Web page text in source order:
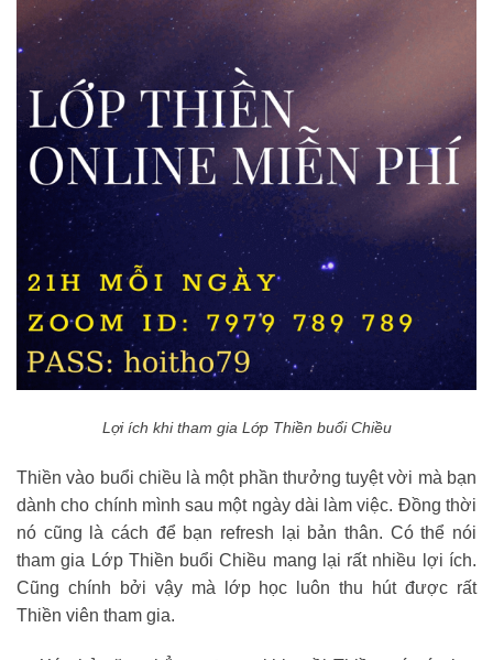
Lợi ích khi tham gia Lớp Thiền buổi Chiều
Thiền vào buổi chiều là một phần thưởng tuyệt vời mà bạn
dành cho chính mình sau một ngày dài làm việc. Đồng thời
nó cũng là cách để bạn refresh lại bản thân. Có thể nói
tham gia Lớp Thiền buổi Chiều mang lại rất nhiều lợi ích.
Cũng chính bởi vậy mà lớp học luôn thu hút được rất
Thiền viên tham gia.